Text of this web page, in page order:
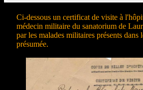
Ci-dessous un certificat de visite à
médecin militaire du sanatorium de
par les malades militaires présents dans
présumée.